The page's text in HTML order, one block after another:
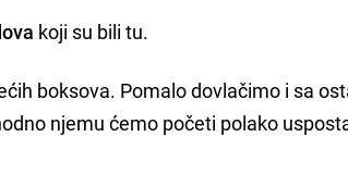
koji su bili tu.
boksova. Pomalo dovlačimo i sa
njemu ćemo početi polako